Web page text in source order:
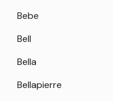
Bebe
Bell
Bella
Bellapierre